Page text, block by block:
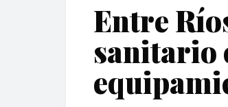
Entre
sanitario